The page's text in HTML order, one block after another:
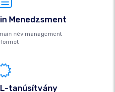
Menedzsment
név management
tanúsítvány